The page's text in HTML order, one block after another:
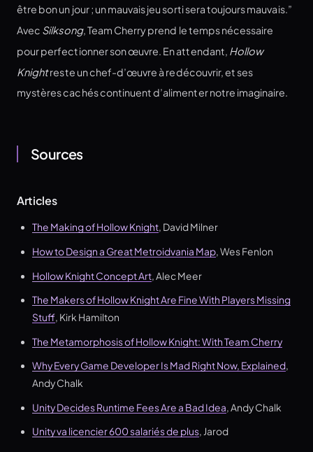
être bon un jour ; un mauvais jeu sorti sera toujours mauvais.”
Avec Silksong, Team Cherry prend le temps nécessaire
pour perfectionner son œuvre. En attendant, Hollow
Knightreste un chef-d’œuvre à redécouvrir, et ses
mystères cachés continuent d’alimenter notre imaginaire.
Sources
Articles
The Making of Hollow Knight, David Milner
How to Design a Great Metroidvania Map, Wes Fenlon
Hollow Knight Concept Art, Alec Meer
The Makers of Hollow Knight Are Fine With Players Missing
Stuff, Kirk Hamilton
The Metamorphosis of Hollow Knight: With Team Cherry
Why Every Game Developer Is Mad Right Now, Explained,
Andy Chalk
Unity Decides Runtime Fees Are a Bad Idea, Andy Chalk
Unity va licencier 600 salariés de plus, Jarod